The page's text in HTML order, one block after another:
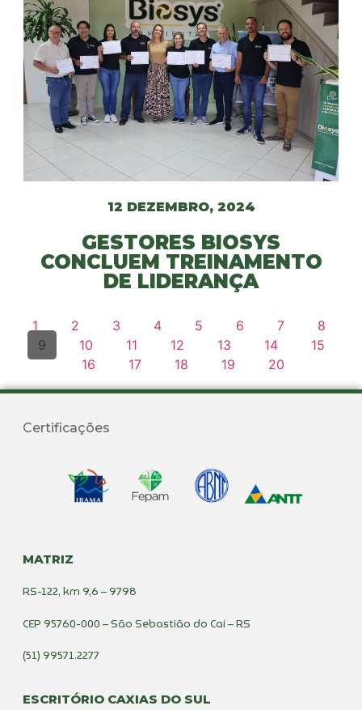
12 DEZEMBRO, 2024
GESTORES BIOSYS
CONCLUEM TREINAMENTO
DE LIDERANÇA
1 2 3 4 5 6 7
8
9
10 11 12 13 14
15
16
17 18 19 20
Certificações
MATRIZ
RS-122, km 9,6 – 9798
CEP 95760-000 – São Sebastião do Caí – RS
(51) 99571.2277
ESCRITÓRIO CAXIAS DO SUL